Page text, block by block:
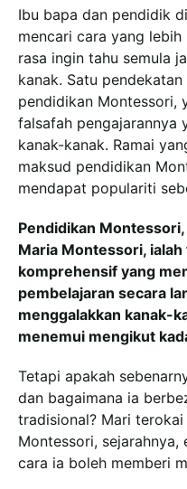
Ibu bapa dan pendidik
mencari cara yang
rasa ingin tahu semula
kanak. Satu
pendidikan Montessori,
falsafah pengajarannya
kanak-kanak. Ramai
maksud pendidikan
mendapat populariti
Pendidikan
Maria Montessori,
komprehensif yang
pembelajaran secara
menggalakkan kanak-
menemui mengikut
Tetapi apakah
dan bagaimana ia
tradisional? Mari
Montessori, sejarahnya,
cara ia boleh memberi